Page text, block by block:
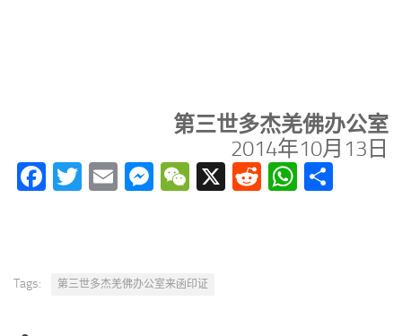
第三世多杰羌佛办公室
2014年10月13日
Facebook
Twitter
EmailMessenger
WeChat
X Reddit
Tags: 第三世多杰羌佛办公室来函印证